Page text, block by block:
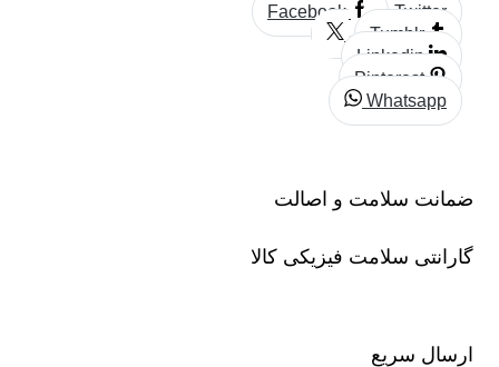
Facebook
Twitter
Tumblr
Linkedin
Pinterest
Whatsapp
ضمانت سلامت و اصالت
گارانتی سلامت فیزیکی کالا
ارسال سریع